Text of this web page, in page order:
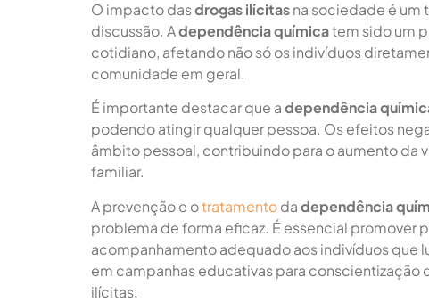
O impacto dasdrogas ilícitasna sociedade é um
discussão. Adependência químicatem sido um
cotidiano, afetando não só os indivíduos
comunidade em geral.
É importante destacar que adependência
podendo atingir qualquer pessoa. Os efeitos
âmbito pessoal, contribuindo para o aumento da
familiar.
A prevenção e otratamentodadependência
problema de forma eficaz. É essencial promover
acompanhamento adequado aos indivíduos que
em campanhas educativas para
ilícitas.